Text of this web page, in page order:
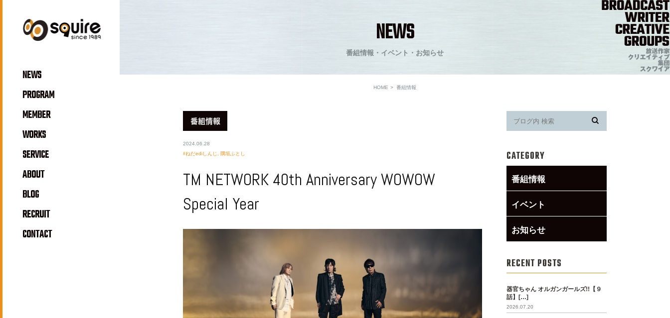
NEWS
PROGRAM
MEMBER
WORKS
SERVICE
ABOUT
BLOG
RECRUIT
CONTACT
NEWS
番組情報・イベント・お知らせ
HOME 番組情報
番組情報
2024.06.28
ねだediしんじ
隅垣ふとし
TM NETWORK 40th Anniversary WOWOW
Special Year
CATEGORY
番組情報
イベント
お知らせ
RECENT POSTS
器官ちゃん オルガンガールズ!!【９
話】[…]
2026.07.20